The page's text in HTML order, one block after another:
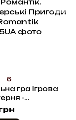
6
гра Ігрова
-
Пригоди /